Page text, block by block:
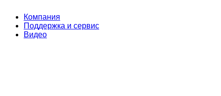
Компания
Поддержка и сервис
Видео